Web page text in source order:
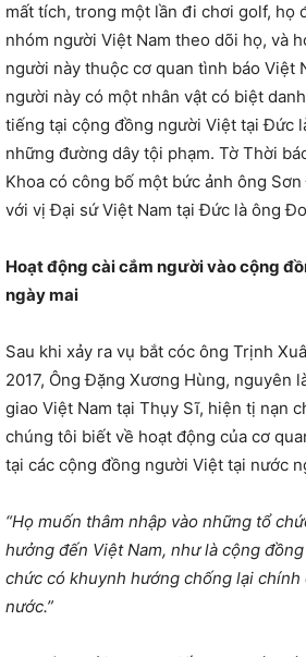
mất tích, trong một lần đi chơi golf, họ
nhóm người Việt Nam theo dõi họ, và
người này thuộc cơ quan tình báo Việt
người này có một nhân vật có biệt
tiếng tại cộng đồng người Việt tại Đức
những đường dây tội phạm. Tờ Thời
Khoa có công bố một bức ảnh ông
với vị Đại sứ Việt Nam tại Đức là ông
Hoạt động cài cắm người vào cộng
ngày mai
Sau khi xảy ra vụ bắt cóc ông Trịnh
2017, Ông Đặng Xương Hùng, nguyên
giao Việt Nam tại Thụy Sĩ, hiện tị nạn
chúng tôi biết về hoạt động của cơ
tại các cộng đồng người Việt tại nước
“Họ muốn thâm nhập vào những tổ
hưởng đến Việt Nam, như là cộng
chức có khuynh hướng chống lại
nước.”